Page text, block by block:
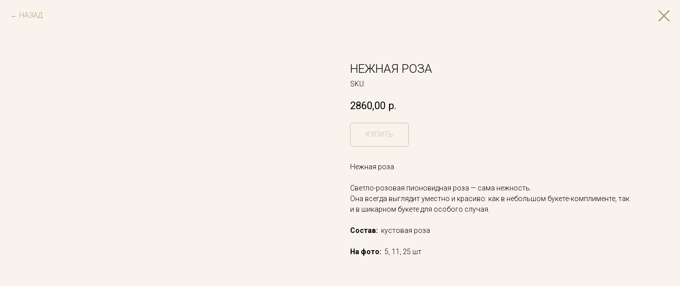
НАЗАД
НЕЖНАЯ РОЗА
SKU:
2860,00 р.
КУПИТЬ
Нежная роза
Светло-розовая пионовидная роза — сама нежность.
Она всегда выглядит уместно и красиво: как в небольшом букете-комплименте, так
и в шикарном букете для особого случая.
Состав: кустовая роза
На фото: 5, 11, 25 шт